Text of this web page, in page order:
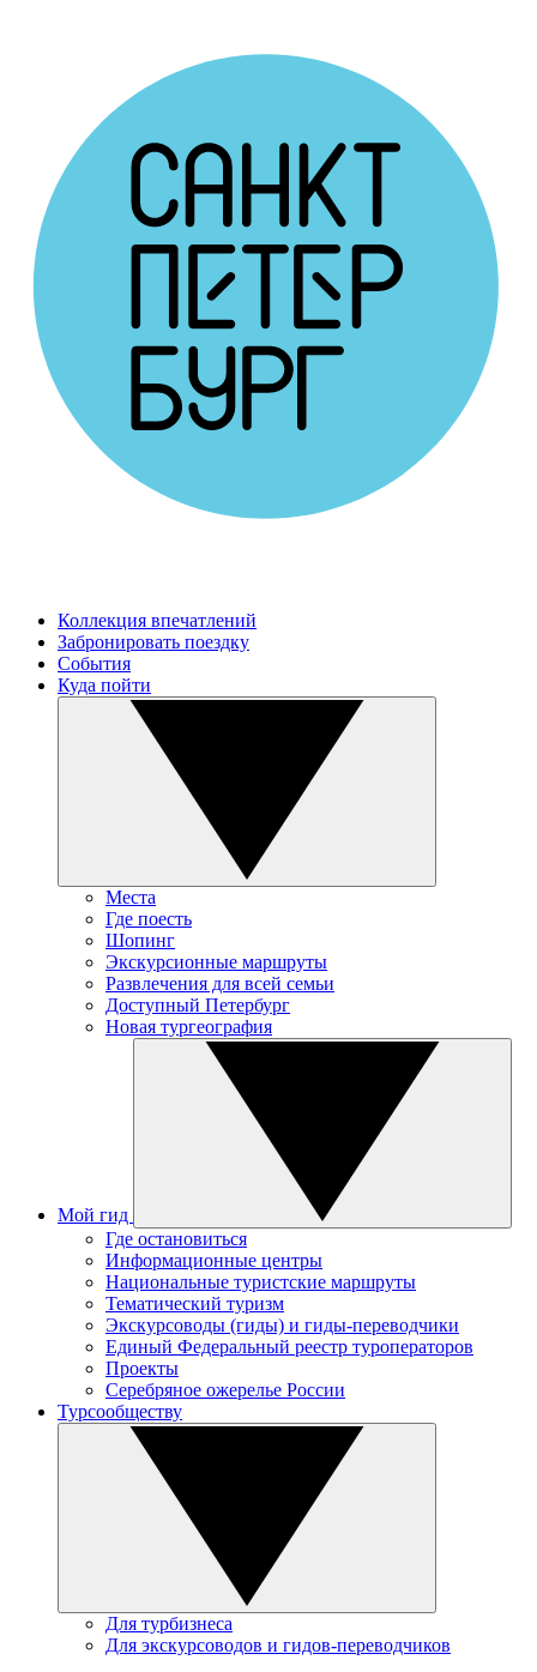
Коллекция впечатлений
Забронировать поездку
События
Куда пойти
Места
Где поесть
Шопинг
Экскурсионные маршруты
Развлечения для всей семьи
Доступный Петербург
Новая тургеография
Мой гид
Где остановиться
Информационные центры
Национальные туристские маршруты
Тематический туризм
Экскурсоводы (гиды) и гиды-переводчики
Единый Федеральный реестр туроператоров
Проекты
Серебряное ожерелье России
Турсообществу
Для турбизнеса
Для экскурсоводов и гидов-переводчиков